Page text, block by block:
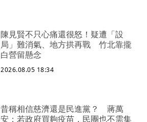
陳見賢不只心痛還很怒！疑遭「設
局」難消氣、地方拱再戰 竹北靠攏
白營留懸念
2026.08.05 18:34
昔稱相信慈濟還是民進黨？ 蔣萬
安：若政府買夠疫苗，民團也不需集